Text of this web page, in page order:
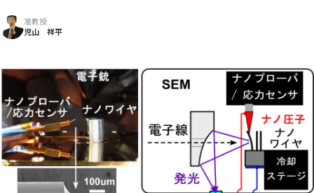
准教授
児山 祥平